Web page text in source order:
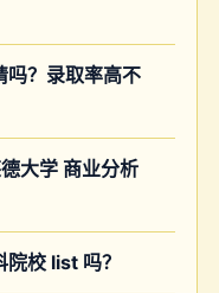
吗？录取率高不
大学 商业分析
校 list 吗？